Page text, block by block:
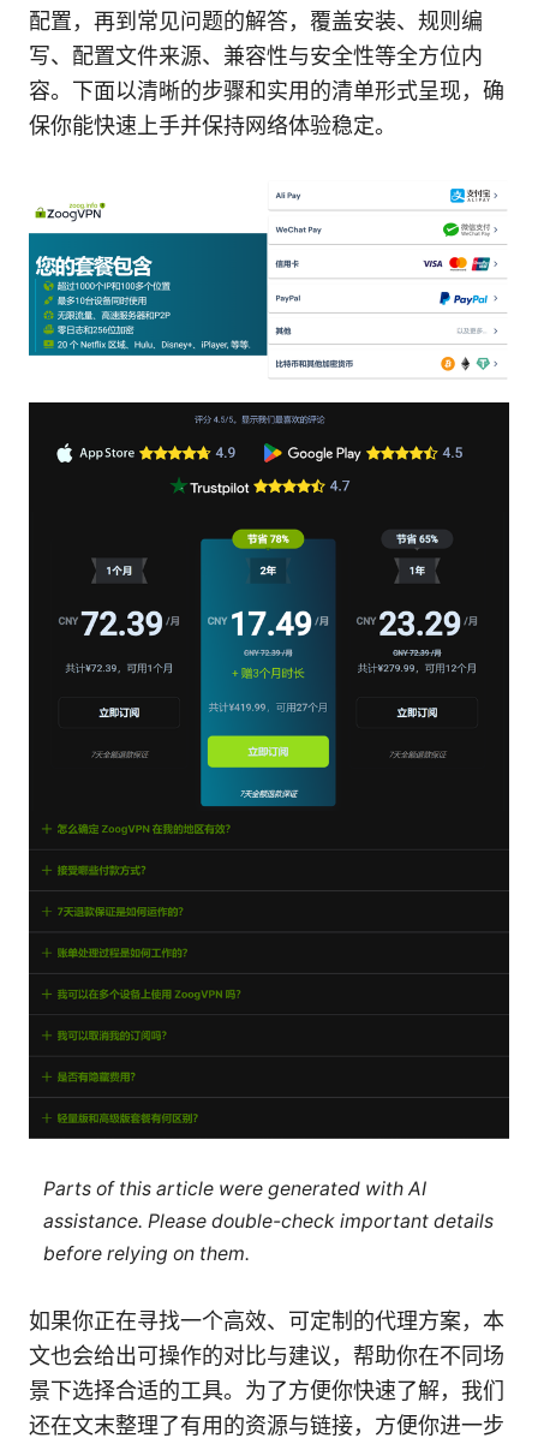
配置，再到常见问题的解答，覆盖安装、规则编
写、配置文件来源、兼容性与安全性等全方位内
容。下面以清晰的步骤和实用的清单形式呈现，确
保你能快速上手并保持网络体验稳定。
Parts of this article were generated with AI
assistance. Please double-check important details
before relying on them.
如果你正在寻找一个高效、可定制的代理方案，本
文也会给出可操作的对比与建议，帮助你在不同场
景下选择合适的工具。为了方便你快速了解，我们
还在文末整理了有用的资源与链接，方便你进一步